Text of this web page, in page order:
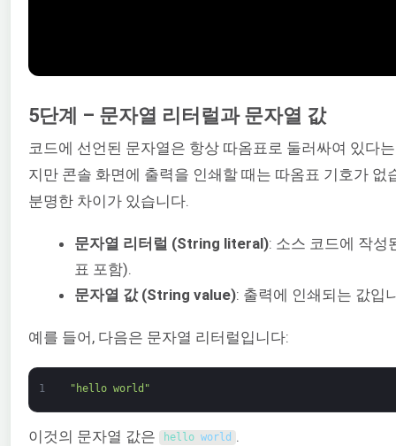
5단계 – 문자열 리터럴과 문자열 값
코드에 선언된 문자열은 항상 따옴표로 둘러싸여 있다
지만 콘솔 화면에 출력을 인쇄할 때는 따옴표 기호가 없
분명한 차이가 있습니다.
문자열 리터럴 (String literal): 소스 코드에 작성
표 포함).
문자열 값 (String value): 출력에 인쇄되는 값입
예를 들어, 다음은 문자열 리터럴입니다:
1 "hello world"
이것의 문자열 값은 hello world .